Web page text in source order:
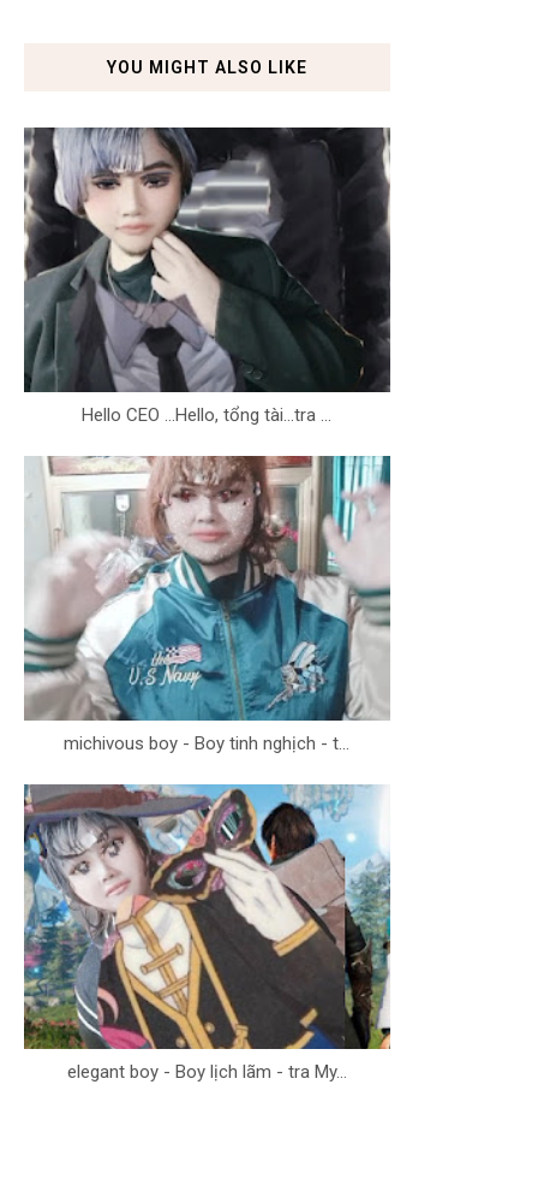
YOU MIGHT ALSO LIKE
Hello CEO ...Hello, tổng tài...tra ...
michivous boy - Boy tinh nghịch - t...
elegant boy - Boy lịch lãm - tra My...